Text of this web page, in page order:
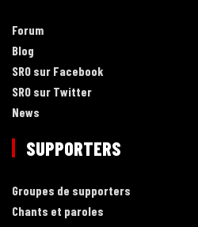
Forum
Blog
SRO sur Facebook
SRO sur Twitter
News
SUPPORTERS
Groupes de supporters
Chants et paroles